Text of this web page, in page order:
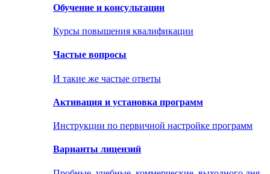
Обучение и консультации
Курсы повышения квалификации
Частые вопросы
И такие же частые ответы
Активация и установка программ
Инструкции по первичной настройке программ
Варианты лицензий